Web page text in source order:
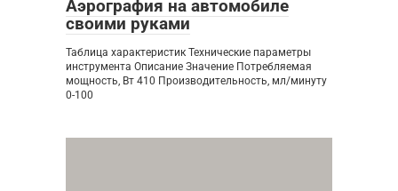
Аэрография на автомобиле
своими руками
Таблица характеристик Технические параметры
инструмента Описание Значение Потребляемая
мощность, Вт 410 Производительность, мл/минуту
0-100